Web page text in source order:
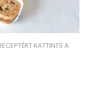
KATTINTS A